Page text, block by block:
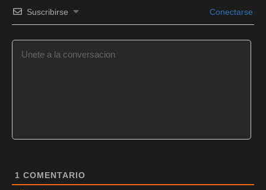
Suscribirse Conectarse
1 COMENTARIO